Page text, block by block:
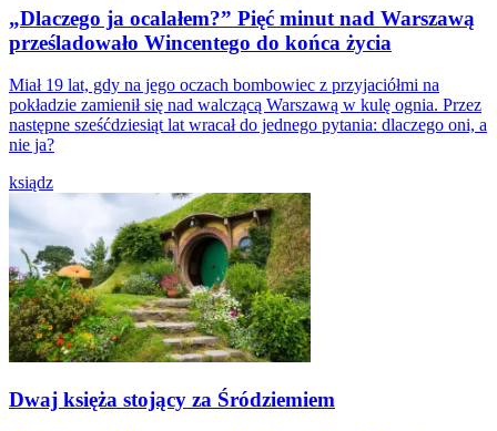
„Dlaczego ja ocalałem?” Pięć minut nad Warszawą
prześladowało Wincentego do końca życia
Miał 19 lat, gdy na jego oczach bombowiec z przyjaciółmi na
pokładzie zamienił się nad walczącą Warszawą w kulę ognia. Przez
następne sześćdziesiąt lat wracał do jednego pytania: dlaczego oni, a
nie ja?
ksiądz
Dwaj księża stojący za Śródziemiem